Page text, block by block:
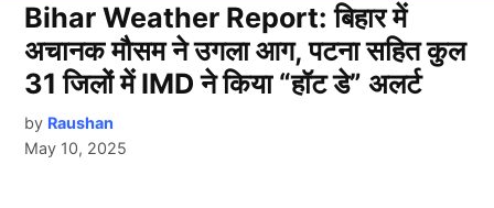
Bihar Weather Report: बिहार में
अचानक मौसम ने उगला आग, पटना सहित कुल
31 जिलों में IMD ने किया “हॉट डे” अलर्ट
by Raushan
May 10, 2025